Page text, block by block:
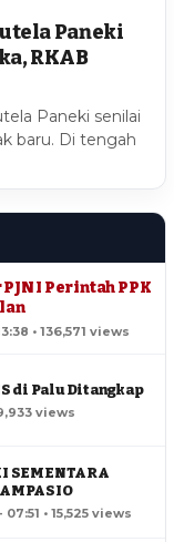
Paneki
RKAB
Paneki senilai
baru. Di tengah
I Perintah PPK
• 136,571 views
di Palu Ditangkap
views
SEMENTARA
• 15,525 views